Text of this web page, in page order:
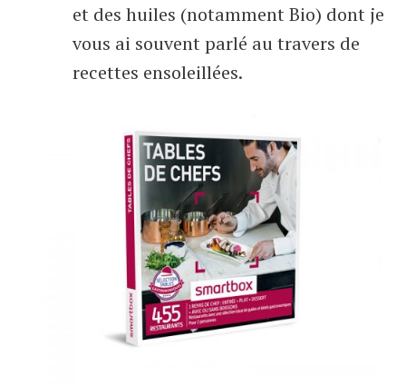
et des huiles (notamment Bio) dont je
vous ai souvent parlé au travers de
recettes ensoleillées.